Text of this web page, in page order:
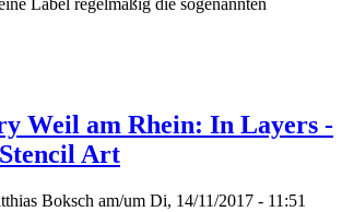
Label regelmäßig die sogenannten
Weil am Rhein: In Layers -
Art
Boksch am/um Di, 14/11/2017 - 11:51